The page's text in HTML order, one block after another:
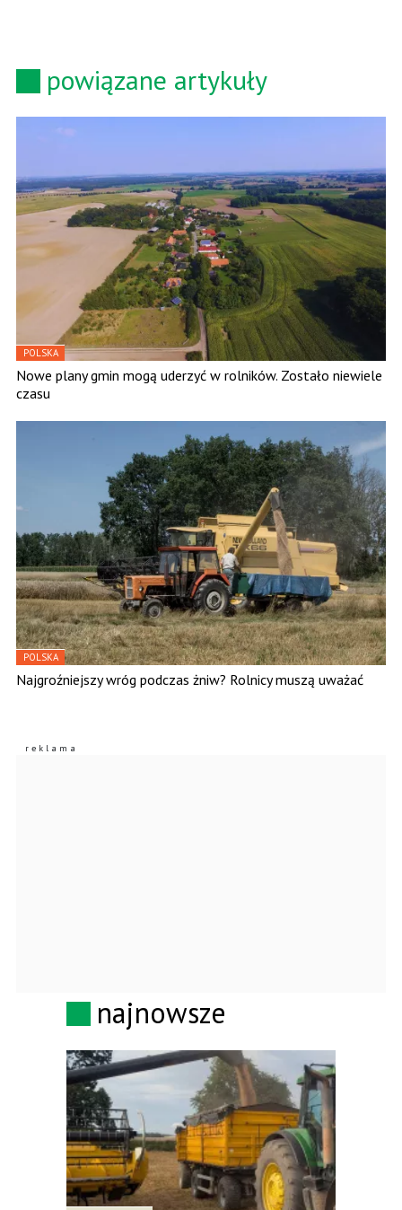
powiązane artykuły
POLSKA
Nowe plany gmin mogą uderzyć w rolników. Zostało niewiele
czasu
POLSKA
Najgroźniejszy wróg podczas żniw? Rolnicy muszą uważać
najnowsze